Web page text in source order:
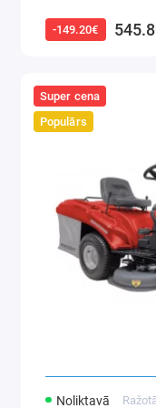
-149.20€
Super cena
Populārs
Noliktavā